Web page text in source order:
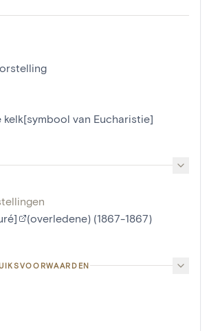
van Eucharistie]
(overledene) (1867-1867)